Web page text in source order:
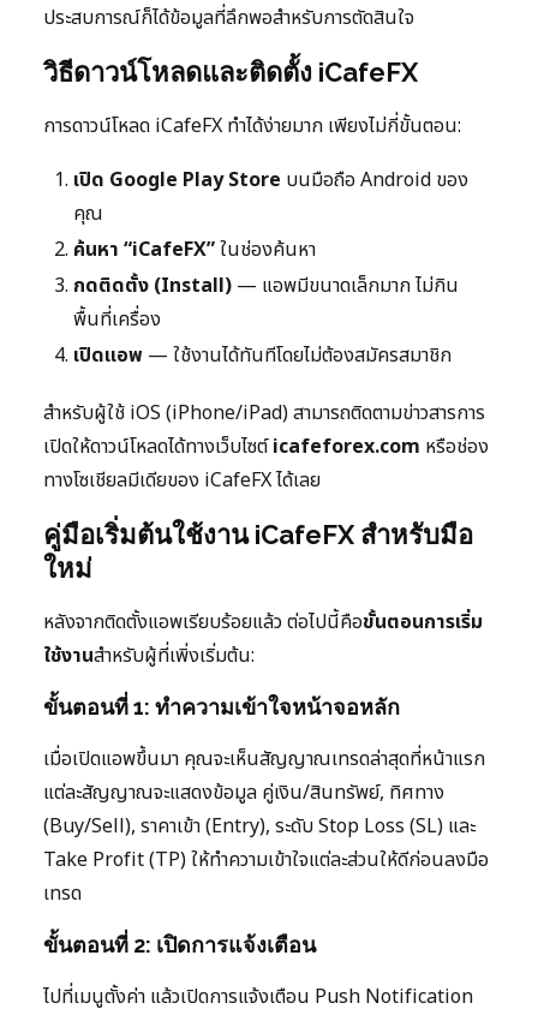
ประสบการณ์ก็ได้ข้อมูลที่ลึกพอสำหรับการตัดสินใจ
วิธีดาวน์โหลดและติดตั้ง iCafeFX
การดาวน์โหลด iCafeFX ทำได้ง่ายมาก เพียงไม่กี่ขั้นตอน:
เปิด Google Play Store บนมือถือ Android ของ
คุณ
ค้นหา “iCafeFX”ในช่องค้นหา
กดติดตั้ง (Install) — แอพมีขนาดเล็กมาก ไม่กิน
พื้นที่เครื่อง
เปิดแอพ — ใช้งานได้ทันทีโดยไม่ต้องสมัครสมาชิก
สำหรับผู้ใช้ iOS (iPhone/iPad) สามารถติดตามข่าวสารการ
เปิดให้ดาวน์โหลดได้ทางเว็บไซต์icafeforex.com หรือช่อง
ทางโซเชียลมีเดียของ iCafeFX ได้เลย
คู่มือเริ่มต้นใช้งาน iCafeFX สำหรับมือ
ใหม่
หลังจากติดตั้งแอพเรียบร้อยแล้ว ต่อไปนี้คือขั้นตอนการเริ่ม
ใช้งานสำหรับผู้ที่เพิ่งเริ่มต้น:
ขั้นตอนที่ 1: ทำความเข้าใจหน้าจอหลัก
เมื่อเปิดแอพขึ้นมา คุณจะเห็นสัญญาณเทรดล่าสุดที่หน้าแรก
แต่ละสัญญาณจะแสดงข้อมูล คู่เงิน/สินทรัพย์, ทิศทาง
(Buy/Sell), ราคาเข้า (Entry), ระดับ Stop Loss (SL) และ
Take Profit (TP) ให้ทำความเข้าใจแต่ละส่วนให้ดีก่อนลงมือ
เทรด
ขั้นตอนที่ 2: เปิดการแจ้งเตือน
ไปที่เมนูตั้งค่า แล้วเปิดการแจ้งเตือน Push Notification